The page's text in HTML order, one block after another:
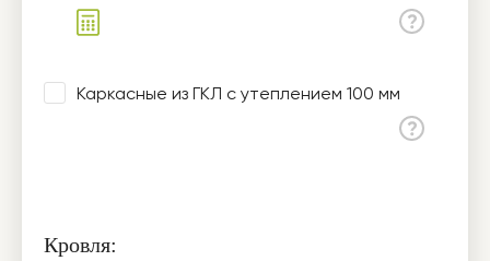
Каркасные из ГКЛ с утеплением 100 мм
Кровля: